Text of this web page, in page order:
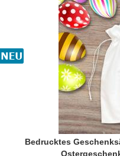
Bedrucktes